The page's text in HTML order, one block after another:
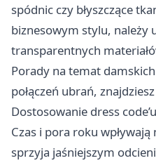
spódnic czy błyszczące
biznesowym stylu, należy
transparentnych
Porady na temat
połączeń ubrań,
Dostosowanie dress
Czas i pora roku
sprzyja jaśniejszym